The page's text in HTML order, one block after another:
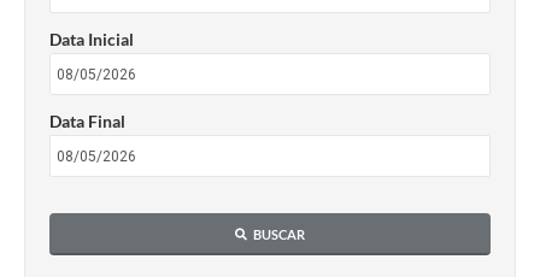
Data Inicial
Data Final
BUSCAR